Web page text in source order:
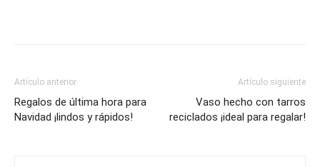
Artículo anterior
Regalos de última hora para
Navidad ¡lindos y rápidos!
Artículo siguiente
Vaso hecho con tarros
reciclados ¡ideal para regalar!